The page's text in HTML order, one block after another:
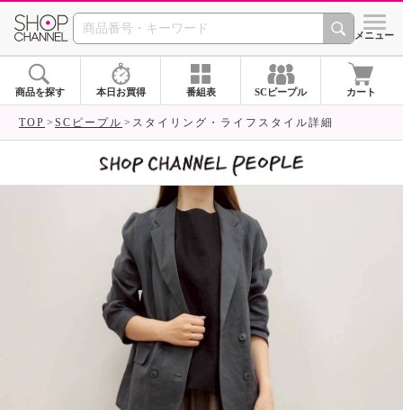
SHOP CHANNEL シメニュー
商品を探す 本日お買得 番組表 SCピープル カート
TOP SCピープル スタイリング・ライフスタイル詳細